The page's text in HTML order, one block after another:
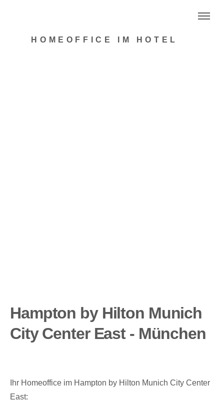
HOMEOFFICE IM HOTEL
Hampton by Hilton Munich
City Center East - München
Ihr Homeoffice im Hampton by Hilton Munich City Center
East: